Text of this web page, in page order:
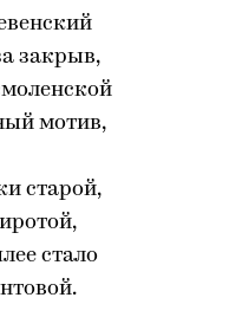
закрыв,
мотив,
старой,
стало